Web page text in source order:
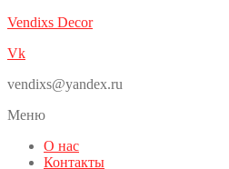
Vendixs Decor
Vk
vendixs@yandex.ru
Меню
О нас
Контакты